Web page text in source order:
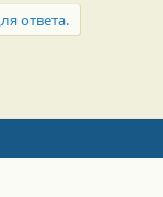
ответа.